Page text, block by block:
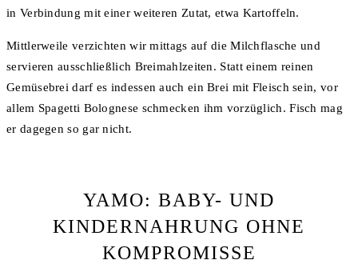
in Verbindung mit einer weiteren Zutat, etwa Kartoffeln.
Mittlerweile verzichten wir mittags auf die Milchflasche und
servieren ausschließlich Breimahlzeiten. Statt einem reinen
Gemüsebrei darf es indessen auch ein Brei mit Fleisch sein, vor
allem Spagetti Bolognese schmecken ihm vorzüglich. Fisch mag
er dagegen so gar nicht.
YAMO: BABY- UND
KINDERNAHRUNG OHNE
KOMPROMISSE